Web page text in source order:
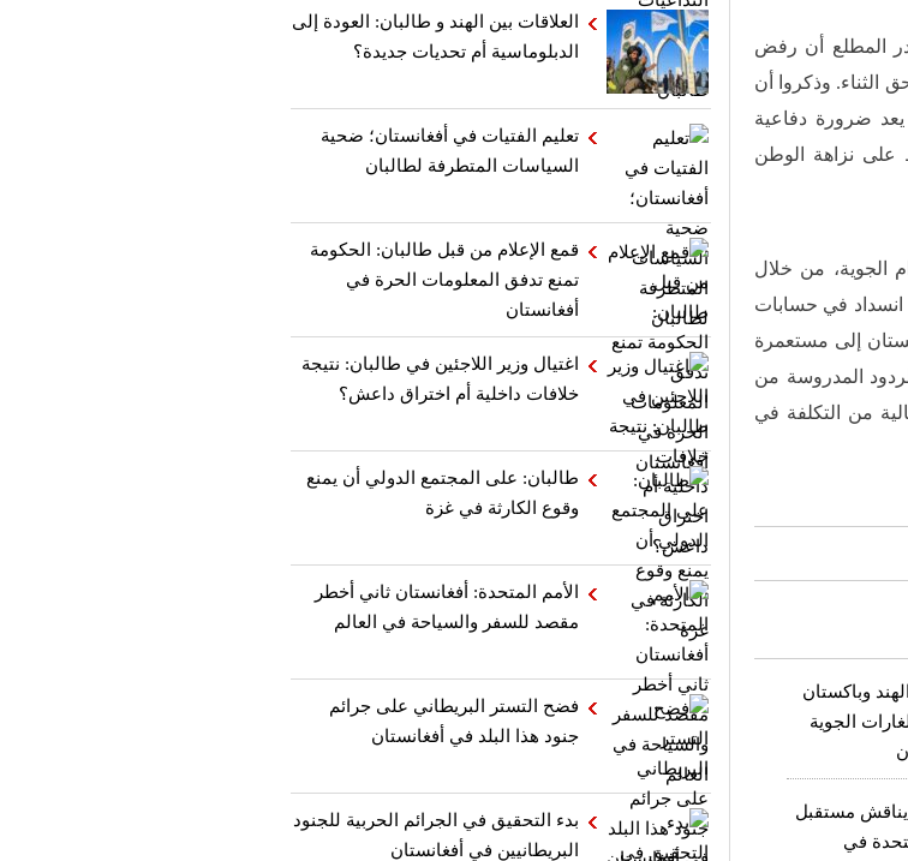
المطلع أن رفض
الثناء. وذكروا أن
يعد ضرورة دفاعية
نزاهة الوطن
الجوية، من خلال
انسداد في حسابات
إلى مستعمرة
المدروسة من
من التكلفة في
وباكستان
الجوية
مستقبل
في
العلاقات بين الهند و طالبان: العودة إلى
الدبلوماسية أم تحديات جديدة؟
تعليم الفتيات في أفغانستان؛ ضحية
السياسات المتطرفة لطالبان
قمع الإعلام من قبل طالبان: الحكومة
تمنع تدفق المعلومات الحرة في
أفغانستان
اغتيال وزير اللاجئين في طالبان: نتيجة
خلافات داخلية أم اختراق داعش؟
طالبان: على المجتمع الدولي أن يمنع
وقوع الكارثة في غزة
الأمم المتحدة: أفغانستان ثاني أخطر
مقصد للسفر والسياحة في العالم
فضح التستر البريطاني على جرائم
جنود هذا البلد في أفغانستان
بدء التحقيق في الجرائم الحربیة للجنود
البريطانيین في أفغانستان